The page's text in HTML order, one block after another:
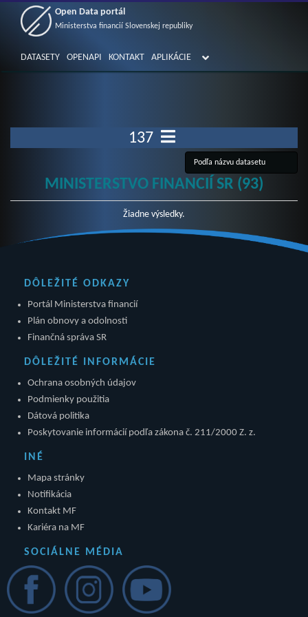
Open Data portál
Ministerstva financií Slovenskej republiky
DATASETY OPENAPI KONTAKT APLIKÁCIE
137
MINISTERSTVO FINANCIÍ SR (93)
Žiadne výsledky.
DÔLEŽITÉ ODKAZY
Portál Ministerstva financií
Plán obnovy a odolnosti
Finančná správa SR
DÔLEŽITÉ INFORMÁCIE
Ochrana osobných údajov
Podmienky použitia
Dátová politika
Poskytovanie informácií podľa zákona č. 211/2000 Z. z.
INÉ
Mapa stránky
Notifikácia
Kontakt MF
Kariéra na MF
SOCIÁLNE MÉDIA